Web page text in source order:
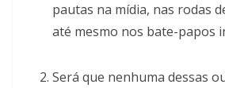
pautas na mídia, nas rodas
até mesmo nos bate-papos
Será que nenhuma dessas